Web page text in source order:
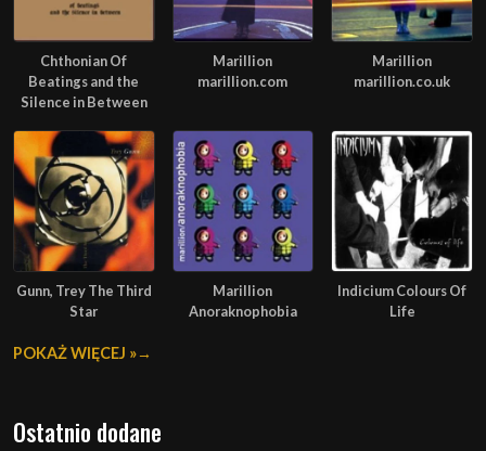
Chthonian Of
Beatings and the
Silence in Between
Marillion
marillion.com
Marillion
marillion.co.uk
Gunn, Trey The Third
Star
Marillion
Anoraknophobia
Indicium Colours Of
Life
POKAŻ WIĘCEJ »
Ostatnio dodane